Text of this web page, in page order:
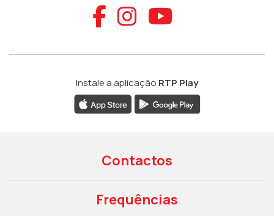
Aceder ao
Aceder ao
Aceder
Instale a aplicação RTP Play
Contactos
Frequências